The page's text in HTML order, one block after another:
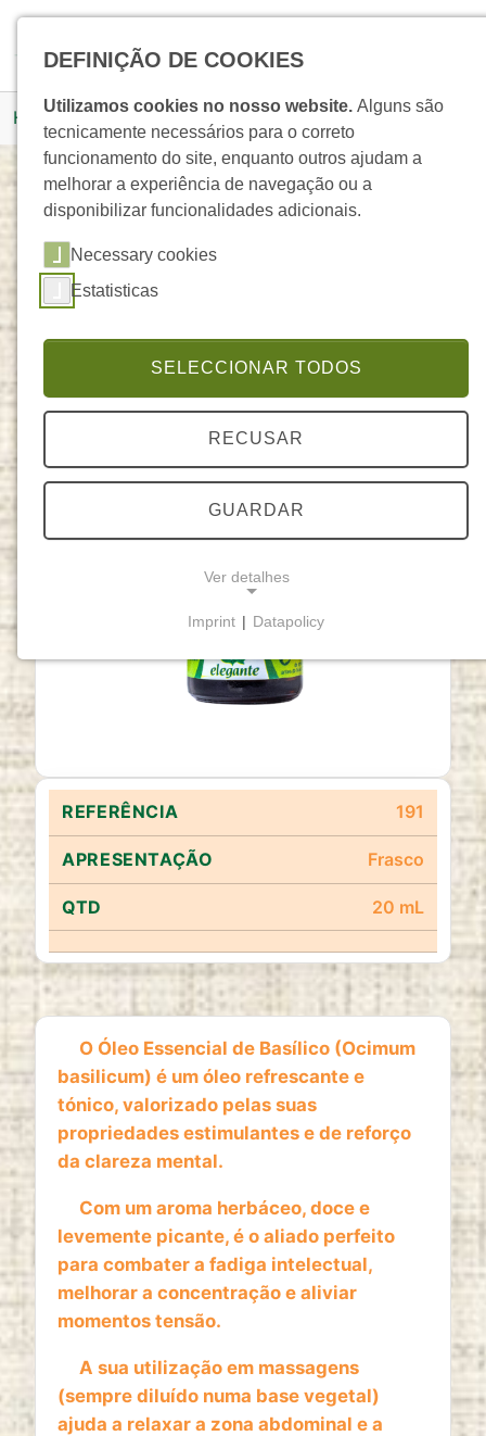
Skip to main navigation
Skip to main content
Skip to page footer
Pesquisar
You are here:
Homepage Produtos Detalhe Produto
Óleo Essencial de Basílico
ELEGANTE
191
Frasco
20 mL
O Óleo Essencial de Basílico (Ocimum
basilicum) é um óleo refrescante e
tónico, valorizado pelas suas
propriedades estimulantes e de reforço
da clareza mental.
Com um aroma herbáceo, doce e
levemente picante, é o aliado perfeito
para combater a fadiga intelectual,
melhorar a concentração e aliviar
momentos tensão.
A sua utilização em massagens
(sempre diluído numa base vegetal)
ajuda a relaxar a zona abdominal e a
DEFINIÇÃO DE COOKIES
Utilizamos cookies no nosso website. Alguns são
tecnicamente necessários para o correto
funcionamento do site, enquanto outros ajudam a
melhorar a experiência de navegação ou a
disponibilizar funcionalidades adicionais.
Necessary cookies
Estatisticas
SELECCIONAR TODOS
RECUSAR
GUARDAR
Ver detalhes
Cookies necessáriospermitem funcionalidades
básicas e são essenciais para o funcionamento
Cookie Consent
Name:
Purpose:
Este cookie armazena as opções de
consentimento selecionadas pelo utilizador.
Cookie duration:
1 year
ESTATISTICAS
Cookies de estatísticasrecolhem informação de
forma anónima. Estes dados ajudam-nos a
compreender como os visitantes utilizam o nosso
Google Analytics
Name:
_ga, _ga_*
Google LLC
Purpose:
Imprint | Datapolicy